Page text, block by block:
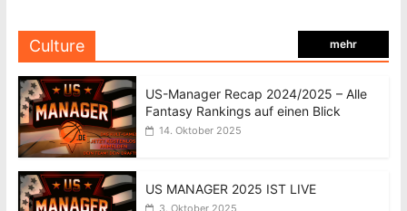
Culture mehr
US-Manager Recap 2024/2025 – Alle
Fantasy Rankings auf einen Blick
14. Oktober 2025
US MANAGER 2025 IST LIVE
3. Oktober 2025